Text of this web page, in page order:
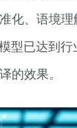
化、语境
型已达到
的效果。